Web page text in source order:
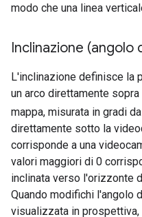
modo che una linea
Inclinazione (angolo
L'inclinazione definisce la
un arco direttamente
mappa, misurata in gradi
direttamente sotto la
corrisponde a una
valori maggiori di 0
inclinata verso l'orizzonte
Quando modifichi l'angolo
visualizzata in